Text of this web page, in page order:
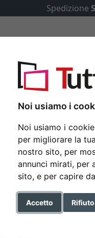
Noi usiamo i
Noi usiamo i
per migliorare la
nostro sito, per
annunci mirati, per
sito, e per capire
Accetto Rifiuto
Spedizione
misura Passepartout